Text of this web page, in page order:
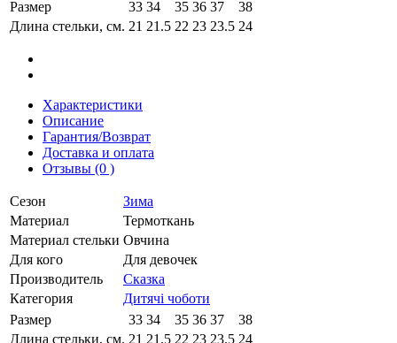
Размер 33 34 35 36 37
38
Длина стельки, см. 21 21.5 22 23 23.5 24
Характеристики
Описание
Гарантия/Возврат
Доставка и оплата
Отзывы (0 )
Сезон
Зима
Материал
Термоткань
Материал стельки Овчина
Для кого
Для девочек
Производитель
Сказка
Категория
Дитячі чоботи
Размер
33 34 35 36 37
38
Длина стельки, см. 21 21.5 22 23 23.5 24